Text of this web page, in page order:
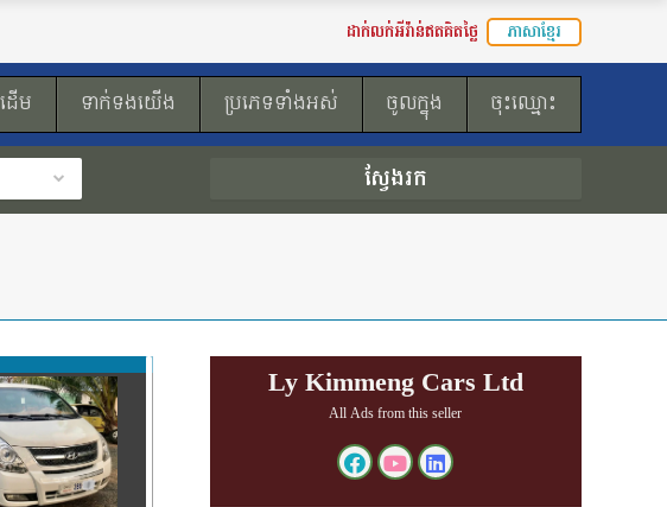
ដាក់លក់អីវ៉ាន់ឥតគិតថ្លៃ ភាសាខ្មែរ
ើម ទាក់ទងយើង ប្រភេទទាំងអស់ ចូលក្នុង ចុះឈ្មោះ
ស្វែងរក
Ly Kimmeng Cars Ltd
All Ads from this seller